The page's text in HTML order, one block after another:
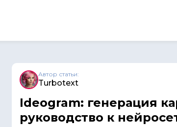
Автор статьи:
Turbotext
Ideogram: генерация
руководство к